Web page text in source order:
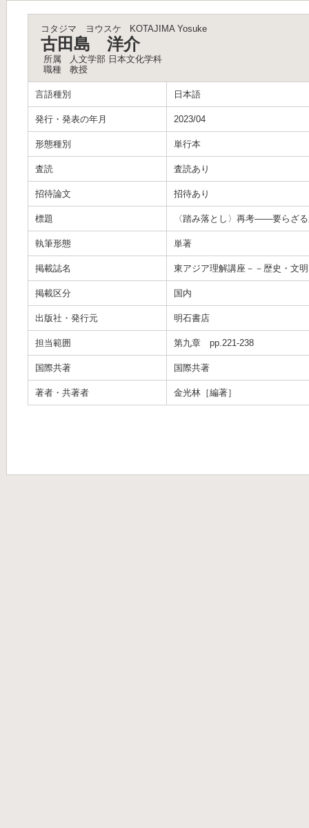
コタジマ ヨウスケ KOTAJIMA Yosuke
古田島 洋介
所属
人文学部 日本文化学科
職種
教授
言語種別 日本語
発行・発表の年月 2023/04
形態種別 単行本
査読 査読あり
招待論文 招待あり
標題 〈踏み落とし〉再考――要らざ
執筆形態 単著
掲載誌名 東アジア理解講座－－歴史・文
掲載区分 国内
出版社・発行元 明石書店
担当範囲 第九章 pp.221-238
国際共著 国際共著
著者・共著者 金光林［編著］